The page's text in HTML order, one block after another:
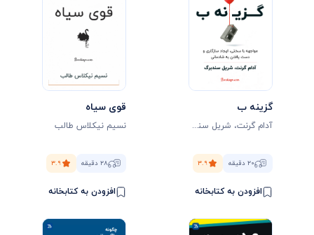
گزینه ب
آدام گرنت، شریل سندبرگ
۲۰ دقیقه ۳.۹
افزودن به کتابخانه
قوی سیاه
نسیم نیکلاس طالب
۲۸ دقیقه ۳.۹
افزودن به کتابخانه